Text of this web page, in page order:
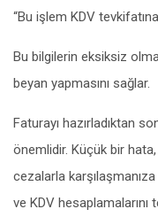
“Bu işlem KDV
Bu bilgilerin eksiksiz
beyan yapmasını sağlar.
Faturayı hazırladıktan
önemlidir. Küçük bir
cezalarla
ve KDV